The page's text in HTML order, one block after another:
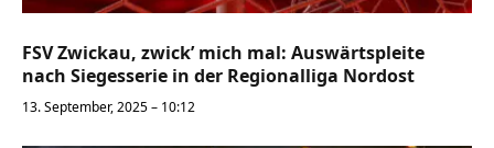
FSV Zwickau, zwick’ mich mal: Auswärtspleite
nach Siegesserie in der Regionalliga Nordost
13. September, 2025 – 10:12